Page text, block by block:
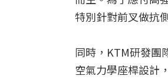
特別針對前叉做抗
同時，KTM研發團
空氣力學座桿設計